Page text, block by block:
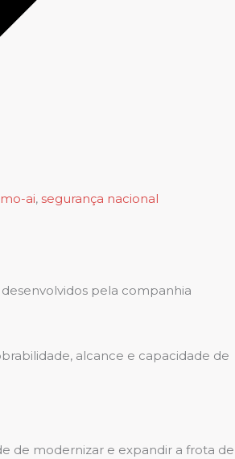
ai, segurança nacional
pela companhia
alcance e capacidade de
de modernizar e expandir a frota de